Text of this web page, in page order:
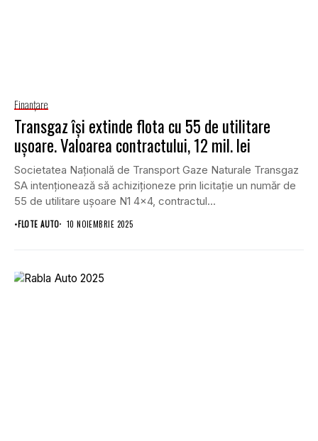
Finanţare
Transgaz își extinde flota cu 55 de utilitare
ușoare. Valoarea contractului, 12 mil. lei
Societatea Națională de Transport Gaze Naturale Transgaz
SA intenționează să achiziționeze prin licitație un număr de
55 de utilitare ușoare N1 4×4, contractul...
•FLOTE AUTO 10 NOIEMBRIE 2025